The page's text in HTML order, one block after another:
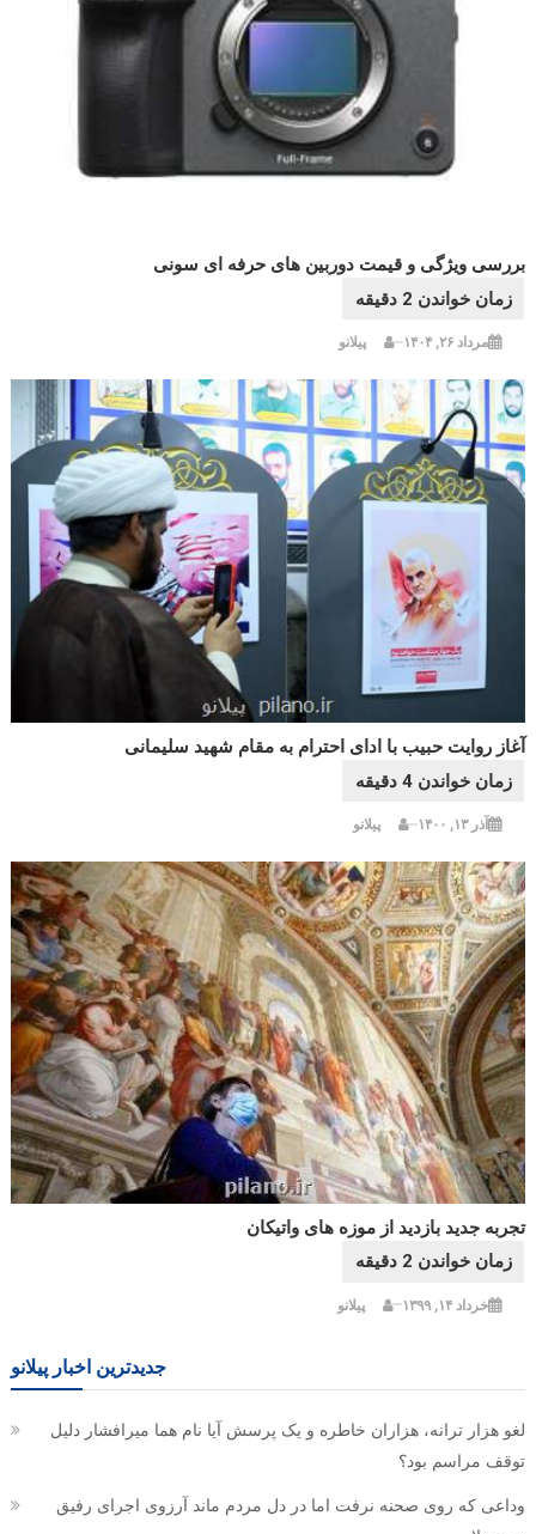
بررسی ویژگی و قیمت دوربین های حرفه ای سونی
مرداد ۲۶, ۱۴۰۴ پیلانو
آغاز روایت حبیب با ادای احترام به مقام شهید سلیمانی
آذر ۱۳, ۱۴۰۰ پیلانو
تجربه جدید بازدید از موزه های واتیکان
خرداد ۱۴, ۱۳۹۹ پیلانو
جدیدترین اخبار پیلانو
لغو هزار ترانه، هزاران خاطره و یک پرسش آیا نام هما میرافشار دلیل
توقف مراسم بود؟
وداعی که روی صحنه نرفت اما در دل مردم ماند آرزوی اجرای رفیق